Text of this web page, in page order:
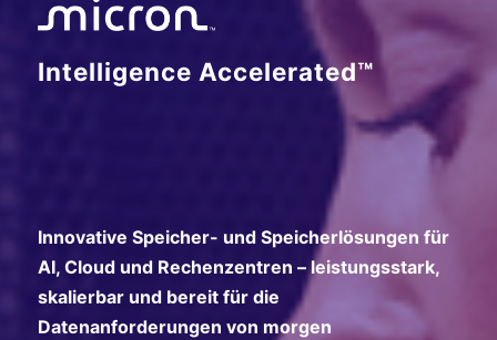
Intelligence Accelerated™
Innovative Speicher- und Speicherlösungen für
AI, Cloud und Rechenzentren – leistungsstark,
skalierbar und bereit für die
Datenanforderungen von morgen